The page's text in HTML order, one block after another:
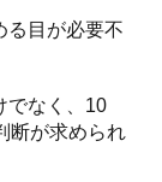
る目が必要不
でなく、10
断が求められ